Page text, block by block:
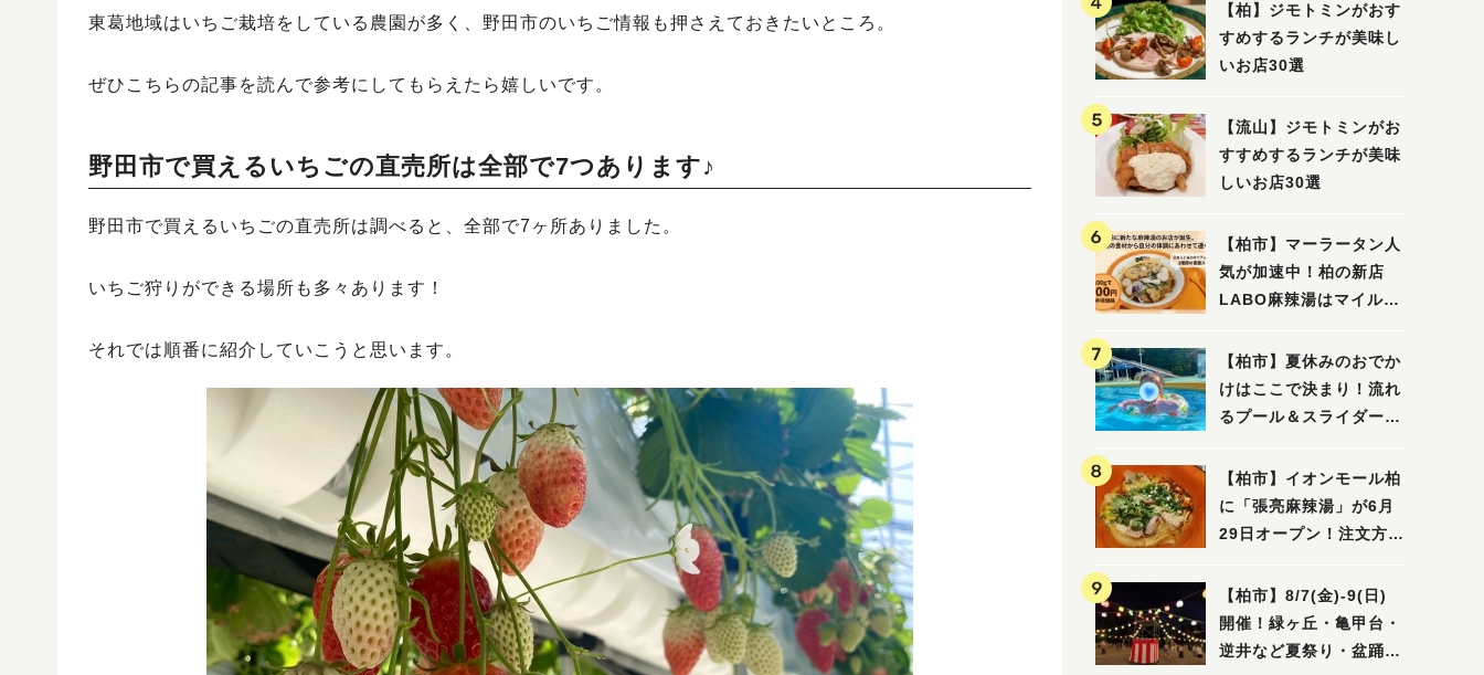
東葛地域はいちご栽培をしている農園が多く、野田市のいちご情報も押さえておきたいところ。
ぜひこちらの記事を読んで参考にしてもらえたら嬉しいです。
野田市で買えるいちごの直売所は全部で7つあります♪
野田市で買えるいちごの直売所は調べると、全部で7ヶ所ありました。
いちご狩りができる場所も多々あります！
それでは順番に紹介していこうと思います。
【柏】ジモトミンがおす
すめするランチが美味し
いお店30選
【流山】ジモトミンがお
すすめするランチが美味
しいお店30選
【柏市】マーラータン人
気が加速中！柏の新店
LABO麻辣湯はマイルド
【柏市】夏休みのおでか
けはここで決まり！流れ
るプール＆スライダーに
ル」を親子で満喫してき
ました！
【柏市】イオンモール柏
に「張亮麻辣湯」が6月
29日オープン！注文方法
ビュー
【柏市】8/7(金)‐9(日)
開催！緑ヶ丘・亀甲台・
逆井など夏祭り・盆踊り